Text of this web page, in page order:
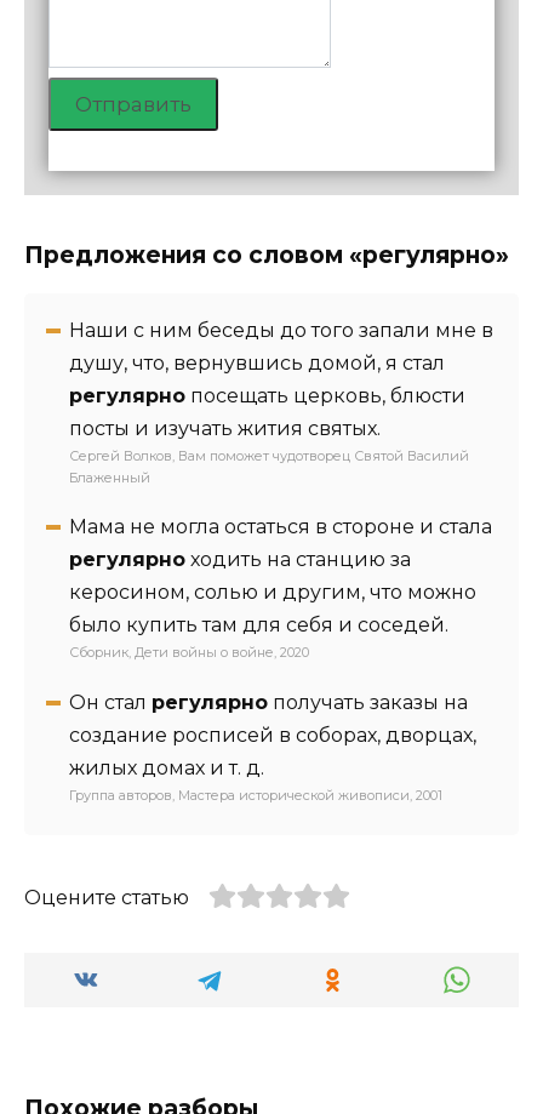
Отправить
Предложения со словом «регулярно»
Наши с ним беседы до того запали мне в
душу, что, вернувшись домой, я стал
регулярно посещать церковь, блюсти
посты и изучать жития святых.
Сергей Волков, Вам поможет чудотворец Святой Василий
Блаженный
Мама не могла остаться в стороне и стала
регулярно ходить на станцию за
керосином, солью и другим, что можно
было купить там для себя и соседей.
Сборник, Дети войны о войне, 2020
Он стал регулярно получать заказы на
создание росписей в соборах, дворцах,
жилых домах и т. д.
Группа авторов, Мастера исторической живописи, 2001
Оцените статью
Похожие разборы